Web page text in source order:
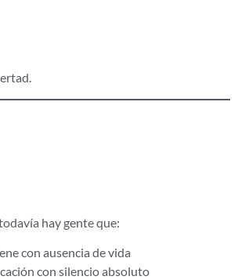
hay gente que:
con ausencia de vida
con silencio absoluto